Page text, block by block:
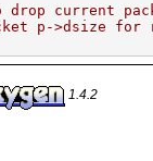
current
p->dsize for
1.4.2